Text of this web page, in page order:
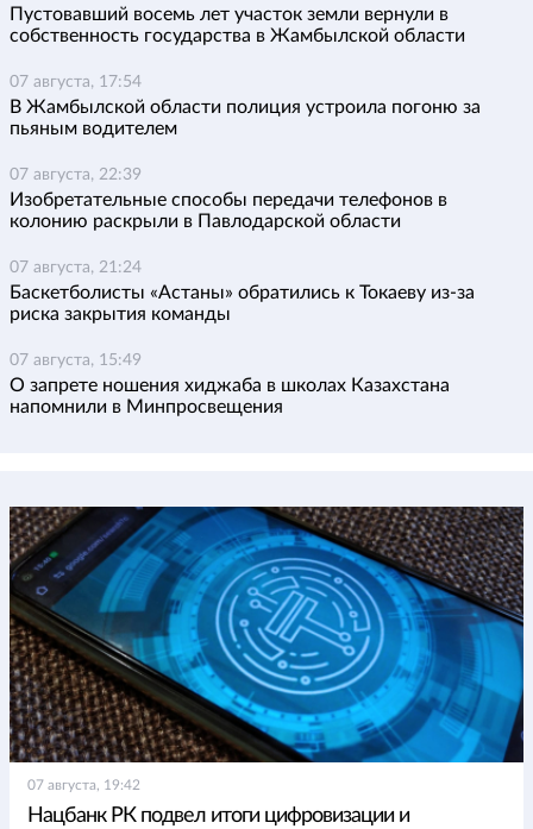
Пустовавший восемь лет участок земли вернули в
собственность государства в Жамбылской области
07 августа, 17:54
В Жамбылской области полиция устроила погоню за
пьяным водителем
07 августа, 22:39
Изобретательные способы передачи телефонов в
колонию раскрыли в Павлодарской области
07 августа, 21:24
Баскетболисты «Астаны» обратились к Токаеву из-за
риска закрытия команды
07 августа, 15:49
О запрете ношения хиджаба в школах Казахстана
напомнили в Минпросвещения
07 августа, 19:42
Нацбанк РК подвел итоги цифровизации и